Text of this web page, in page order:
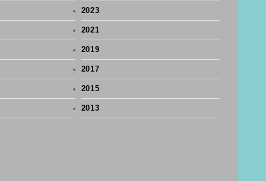
2023
2021
2019
2017
2015
2013